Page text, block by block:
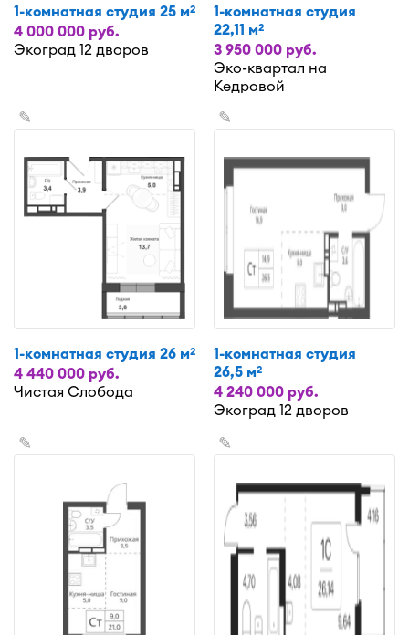
1-комнатная студия 25 м2
4 000 000 руб.
Экоград 12 дворов
1-комнатная студия
22,11 м2
3 950 000 руб.
Эко-квартал на
Кедровой
✎
1-комнатная студия 26 м2
4 440 000 руб.
Чистая Слобода
✎
1-комнатная студия
26,5 м2
4 240 000 руб.
Экоград 12 дворов
✎ ✎